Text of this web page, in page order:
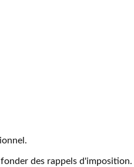
des rappels d'imposition.